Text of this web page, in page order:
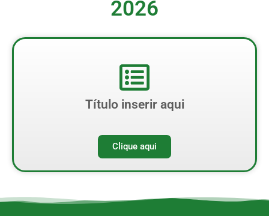
2026
Título inserir aqui
Clique aqui